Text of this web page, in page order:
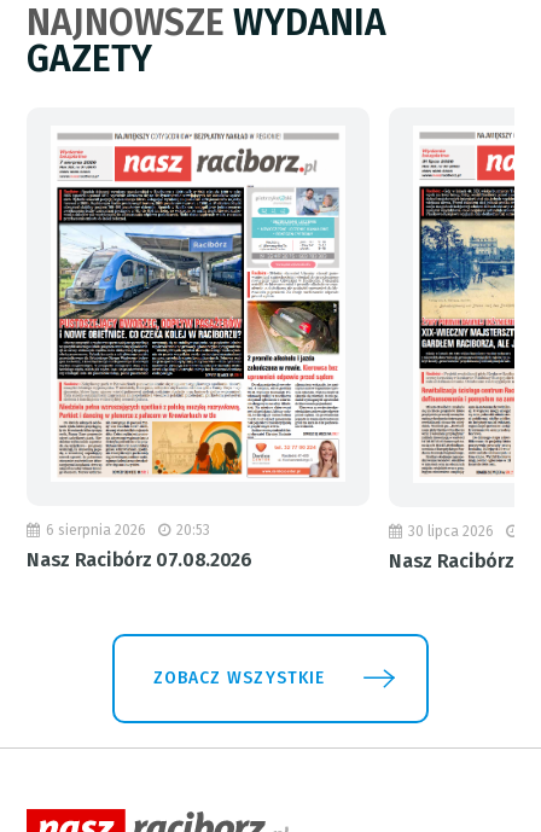
NAJNOWSZEWYDANIA
GAZETY
6 sierpnia 2026 20:53
Nasz Racibórz 07.08.2026
30 lipca 2026
Nasz Racibórz
ZOBACZ WSZYSTKIE